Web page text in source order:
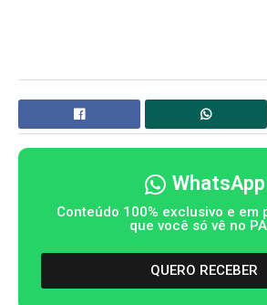
WhatsApp
Conteúdo 100% exclusivo e em
que você só vê no
QUERO RECEBER